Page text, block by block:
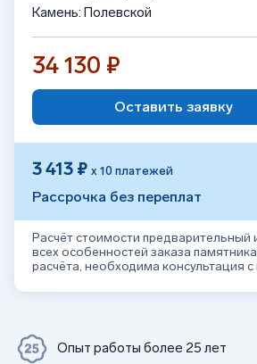
Камень: Полевской
34 130 ₽
Оставить заявку
3 413 ₽ х 10 платежей
Рассрочка без переплат
Расчёт стоимости предварительный
всех особенностей заказа
расчёта, необходима консультация
Опыт работы более 25 лет